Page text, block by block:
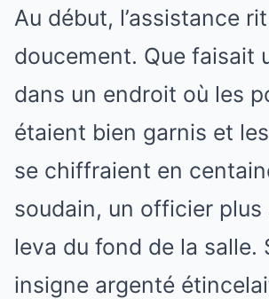
Au début, l’assistance rit
doucement. Que faisait
dans un endroit où les
étaient bien garnis et
se chiffraient en
soudain, un officier plus
leva du fond de la salle.
insigne argenté